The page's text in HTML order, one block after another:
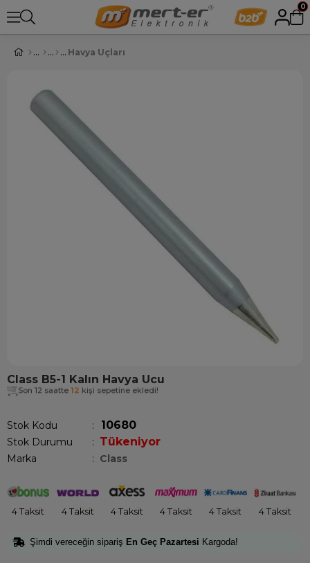
0
Havya Uçları
Class B5-1 Kalın Havya Ucu
Son 12 saatte 12 kişi sepetine ekledi!
Stok Kodu 10680
Stok Durumu : Tükeniyor
Marka : Class
4 Taksit 4 Taksit 4 Taksit 4 Taksit 4 Taksit 4 Taksit
Şimdi vereceğin sipariş En Geç Pazartesi Kargoda!